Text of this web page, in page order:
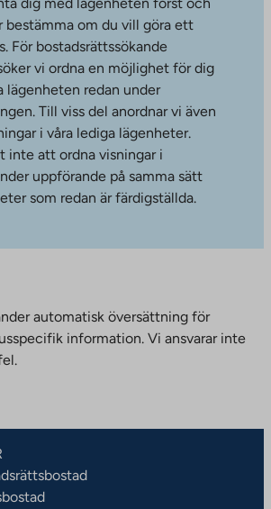
bestämma om du vill göra ett
För bostadsrättssökande
vi ordna en möjlighet för dig
lägenheten redan under
Till viss del anordnar vi även
i våra lediga lägenheter.
inte att ordna visningar i
uppförande på samma sätt
som redan är färdigställda.
automatisk översättning för
information. Vi ansvarar inte